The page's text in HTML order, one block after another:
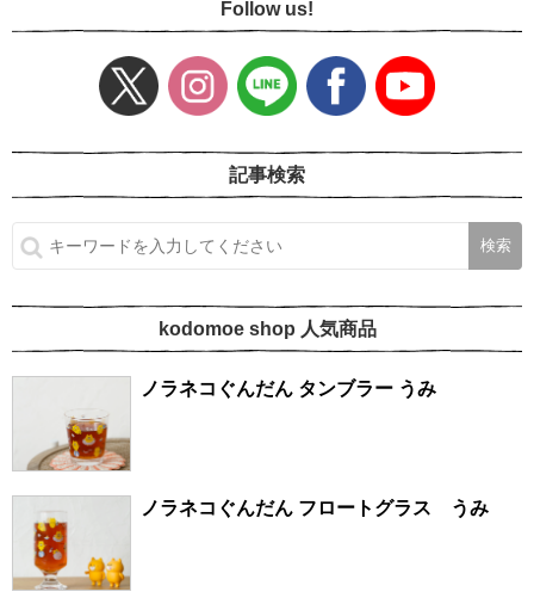
Follow us!
記事検索
kodomoe shop 人気商品
ノラネコぐんだん タンブラー うみ
ノラネコぐんだん フロートグラス うみ